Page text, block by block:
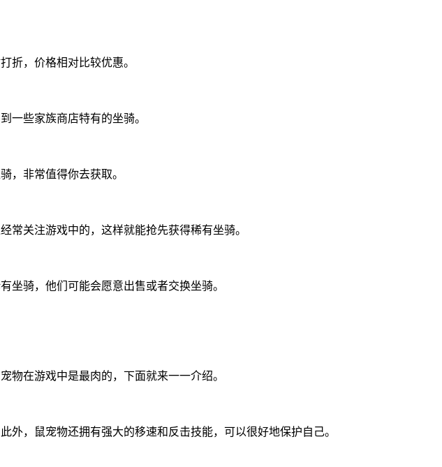
折，价格相对比较优惠。
一些家族商店特有的坐骑。
，非常值得你去获取。
常关注游戏中的，这样就能抢先获得稀有坐骑。
坐骑，他们可能会愿意出售或者交换坐骑。
物在游戏中是最肉的，下面就来一一介绍。
，鼠宠物还拥有强大的移速和反击技能，可以很好地保护自己。